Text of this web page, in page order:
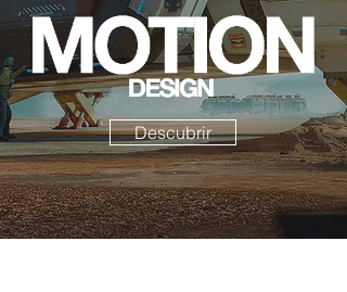
Descubrir